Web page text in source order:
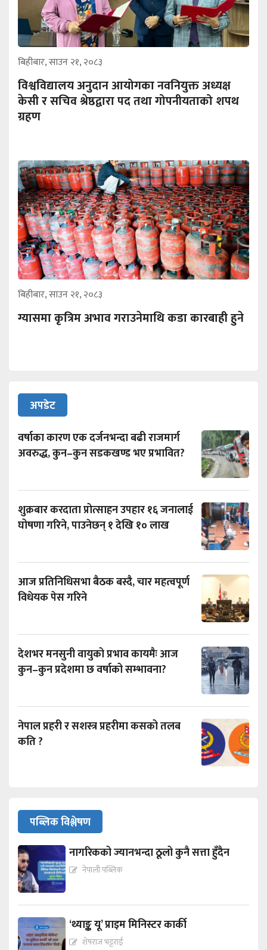
बिहीबार, साउन २१, २०८३
विश्वविद्यालय अनुदान आयोगका नवनियुक्त अध्यक्ष
केसी र सचिव श्रेष्ठद्वारा पद तथा गोपनीयताको शपथ
ग्रहण
बिहीबार, साउन २१, २०८३
ग्यासमा कृत्रिम अभाव गराउनेमाथि कडा कारबाही हुने
अपडेट
वर्षाका कारण एक दर्जनभन्दा बढी राजमार्ग
अवरुद्ध, कुन–कुन सडकखण्ड भए प्रभावित?
शुक्रबार करदाता प्रोत्साहन उपहार १६ जनालाई
घोषणा गरिने, पाउनेछन् १ देखि १० लाख
आज प्रतिनिधिसभा बैठक बस्दै, चार महत्वपूर्ण
विधेयक पेस गरिने
देशभर मनसुनी वायुको प्रभाव कायमैः आज
कुन–कुन प्रदेशमा छ वर्षाको सम्भावना?
नेपाल प्रहरी र सशस्त्र प्रहरीमा कसको तलब
कति ?
पब्लिक विश्लेषण
नागरिकको ज्यानभन्दा ठूलो कुनै सत्ता हुँदैन
नेपाली पब्लिक
‘थ्याङ्क यू’ प्राइम मिनिस्टर कार्की
शेषराज भट्टराई